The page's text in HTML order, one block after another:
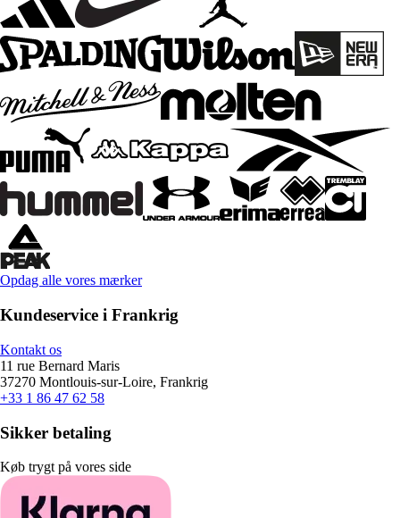
Opdag alle vores mærker
Kundeservice i Frankrig
Kontakt os
11 rue Bernard Maris
37270 Montlouis-sur-Loire, Frankrig
+33 1 86 47 62 58
Sikker betaling
Køb trygt på vores side